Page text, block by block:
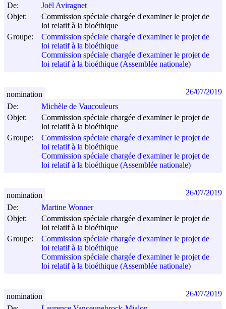
De:
Joël Aviragnet
Objet:
Commission spéciale chargée d'examiner le projet de
loi relatif à la bioéthique
Groupe:
Commission spéciale chargée d'examiner le projet de
loi relatif à la bioéthique
Commission spéciale chargée d'examiner le projet de
loi relatif à la bioéthique (Assemblée nationale)
De:
Michèle de Vaucouleurs
Objet:
Commission spéciale chargée d'examiner le projet de
loi relatif à la bioéthique
Groupe:
Commission spéciale chargée d'examiner le projet de
loi relatif à la bioéthique
Commission spéciale chargée d'examiner le projet de
loi relatif à la bioéthique (Assemblée nationale)
nomination 26/07/2019
De:
Martine Wonner
Objet:
Commission spéciale chargée d'examiner le projet de
loi relatif à la bioéthique
Groupe:
Commission spéciale chargée d'examiner le projet de
loi relatif à la bioéthique
Commission spéciale chargée d'examiner le projet de
loi relatif à la bioéthique (Assemblée nationale)
nomination 26/07/2019
nomination 26/07/2019